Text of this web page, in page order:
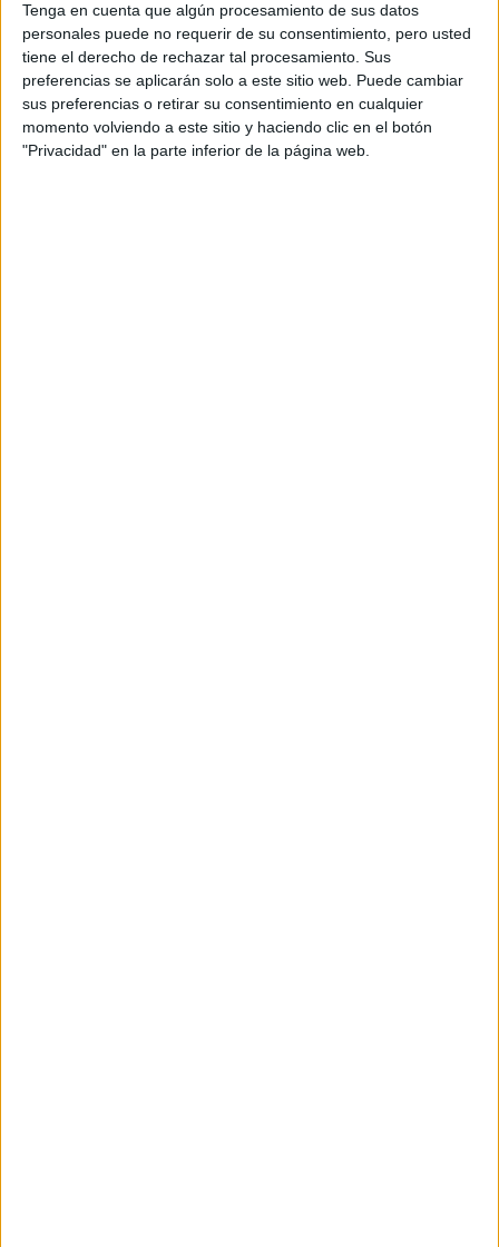
Tenga en cuenta que algún procesamiento de sus datos
personales puede no requerir de su consentimiento, pero usted
tiene el derecho de rechazar tal procesamiento. Sus
preferencias se aplicarán solo a este sitio web. Puede cambiar
sus preferencias o retirar su consentimiento en cualquier
momento volviendo a este sitio y haciendo clic en el botón
"Privacidad" en la parte inferior de la página web.
The Expendables 2está dirigida porSimon Westy completan el
repartoJet Li, Jason Statham, Liam Hemsworth yScott Adkins.
En cuanto a la trama, se ha desvelado que tras la muerte brutal de
Tool (
Mickey Rourke ) en una misión, sus compañeros juran
vengarle. No son los únicos que quieren sangre. La hermosa y